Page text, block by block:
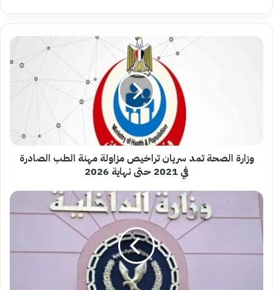
نهاية
2026
وزارة الصحة تمد سريان تراخيص مزاولة مهنة الطب الصادرة
في 2021 حتى نهاية 2026
الداخلية
تحذر
من
إعادة
الأخبار